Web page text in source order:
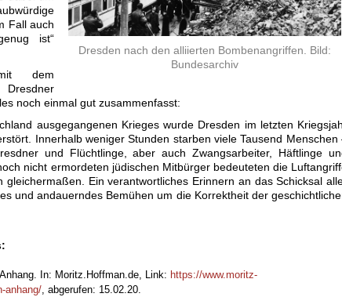
Dresden nach den alliierten Bombenangriffen. Bild:
Bundesarchiv
Fall auch
ist“
dem
noch einmal gut zusammenfasst:
ausgegangenen Krieges wurde Dresden im letzten
Innerhalb weniger Stunden starben viele Tausend Menschen
und Flüchtlinge, aber auch Zwangsarbeiter, Häftlinge
nicht ermordeten jüdischen Mitbürger bedeuteten die
Ein verantwortliches Erinnern an das Schicksal
und andauerndes Bemühen um die Korrektheit der
In: Moritz.Hoffman.de, Link: https://www.moritz-
anhang/, abgerufen: 15.02.20.